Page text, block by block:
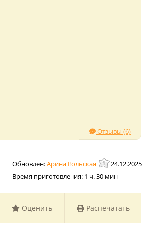
Отзывы (6)
Арина Вольская
24.12.2025
Время приготовления: 1 ч. 30 мин
Оценить Распечатать